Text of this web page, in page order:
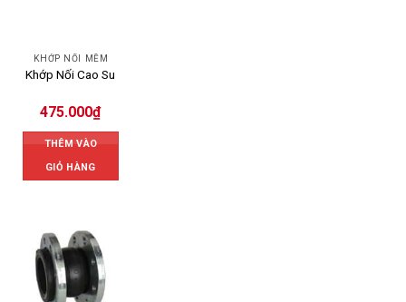
KHỚP NỐI MỀM
Khớp Nối Cao Su
475.000₫
THÊM VÀO
GIỎ HÀNG